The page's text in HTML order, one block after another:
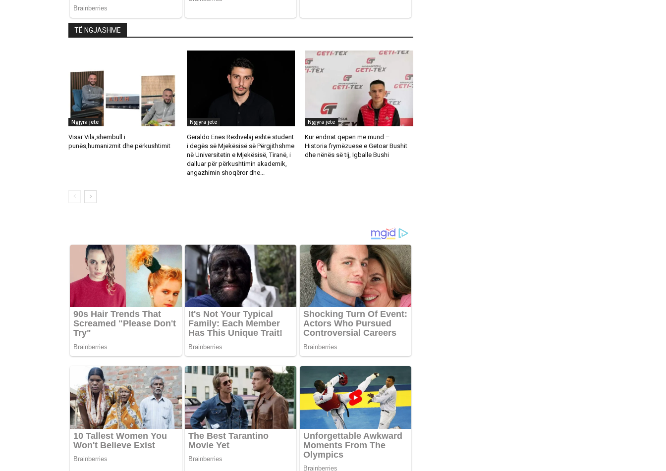
TË NGJASHME
Ngjyra jete
Visar Vila,shembull i
punës,humanizmit dhe përkushtimit
Ngjyra jete
Geraldo Enes Rexhvelaj është student
i degës së Mjekësisë së Përgjithshme
në Universitetin e Mjekësisë, Tiranë, i
dalluar për përkushtimin akademik,
angazhimin shoqëror dhe...
Ngjyra jete
Kur ëndrrat qepen me mund –
Historia frymëzuese e Getoar Bushit
dhe nënës së tij, Igballe Bushi